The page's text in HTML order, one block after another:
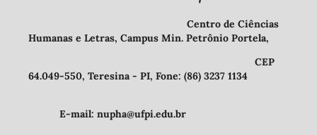
Centro de Ciências
Humanas e Letras, Campus Min. Petrônio Portela,
CEP
64.049-550, Teresina - PI, Fone: (86) 3237 1134
E-mail: nupha@ufpi.edu.br